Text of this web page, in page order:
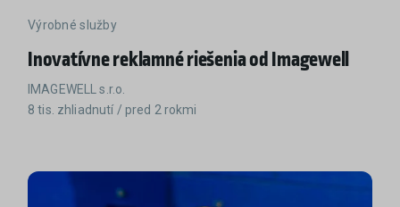
Výrobné služby
Inovatívne reklamné riešenia od Imagewell
IMAGEWELL s.r.o.
8 tis. zhliadnutí / pred 2 rokmi